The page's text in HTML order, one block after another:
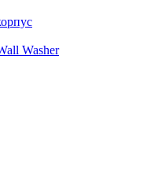
Washer